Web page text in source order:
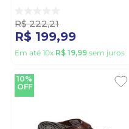
R$ 222,21
R$ 199,99
Em até 10x R$ 19,99 sem juros
10%
OFF